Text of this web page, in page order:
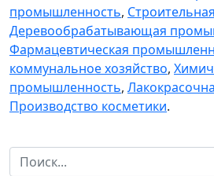
промышленность,
Деревообрабатывающая
Фармацевтическая
коммунальное хозяйство,
промышленность,
Производство косметики.